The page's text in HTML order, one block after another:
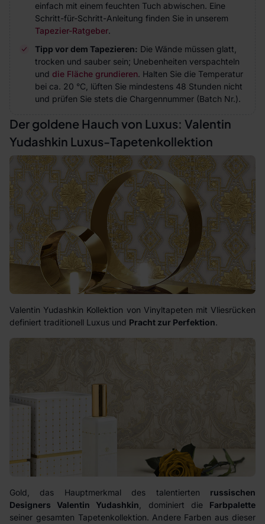
einfach mit einem feuchten Tuch abwischen. Eine
Schritt-für-Schritt-Anleitung finden Sie in unserem
Tapezier-Ratgeber.
Tipp vor dem Tapezieren: Die Wände müssen glatt,
trocken und sauber sein; Unebenheiten verspachteln
und die Fläche grundieren. Halten Sie die Temperatur
bei ca. 20 °C, lüften Sie mindestens 48 Stunden nicht
und prüfen Sie stets die Chargennummer (Batch Nr.).
Der goldene Hauch von Luxus: Valentin
Yudashkin Luxus-Tapetenkollektion
Valentin Yudashkin Kollektion von Vinyltapeten mit Vliesrücken
definiert traditionell Luxus und Pracht zur Perfektion.
Gold, das Hauptmerkmal des talentierten russischen
Designers Valentin Yudashkin , dominiert die Farbpalette
seiner gesamten Tapetenkollektion. Andere Farben aus dieser